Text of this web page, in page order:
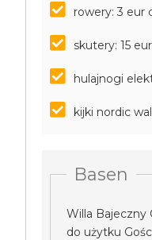
rowery: 3 eur
skutery: 15
hulajnogi
kijki nordic
Basen
Willa Bajeczny
do użytku